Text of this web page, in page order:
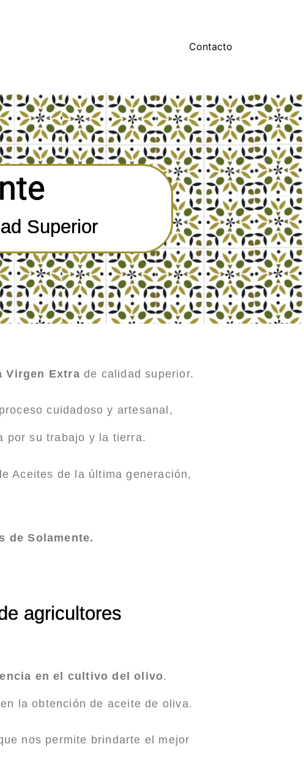
Contacto
Superior
Virgen Extra de calidad superior.
cuidadoso y artesanal,
por su trabajo y la tierra.
Aceites de la última generación,
de Solamente.
agricultores
en el cultivo del olivo.
la obtención de aceite de oliva.
nos permite brindarte el mejor